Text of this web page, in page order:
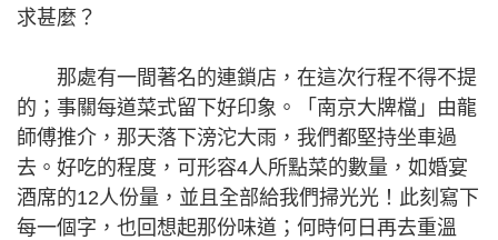
求甚麼？
那處有一間著名的連鎖店，在這次行程不得不提
的；事關每道菜式留下好印象。「南京大牌檔」由龍
師傅推介，那天落下滂沱大雨，我們都堅持坐車過
去。好吃的程度，可形容4人所點菜的數量，如婚宴
酒席的12人份量，並且全部給我們掃光光！此刻寫下
每一個字，也回想起那份味道；何時何日再去重溫